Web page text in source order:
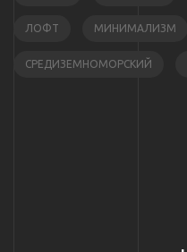
ЛОФТ МИНИМАЛИЗМ
СРЕДИЗЕМНОМОРСКИЙ